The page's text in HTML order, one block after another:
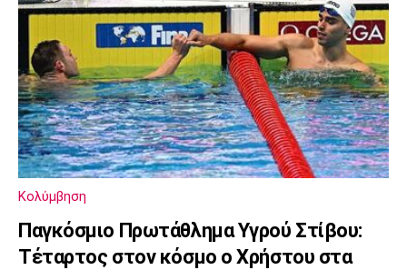
Κολύμβηση
Παγκόσμιο Πρωτάθλημα Υγρού Στίβου:
Τέταρτος στον κόσμο ο Χρήστου στα